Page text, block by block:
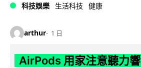
科技娛樂 生活科技 健康
arthur 1 日
AirPods 用家注意聽力